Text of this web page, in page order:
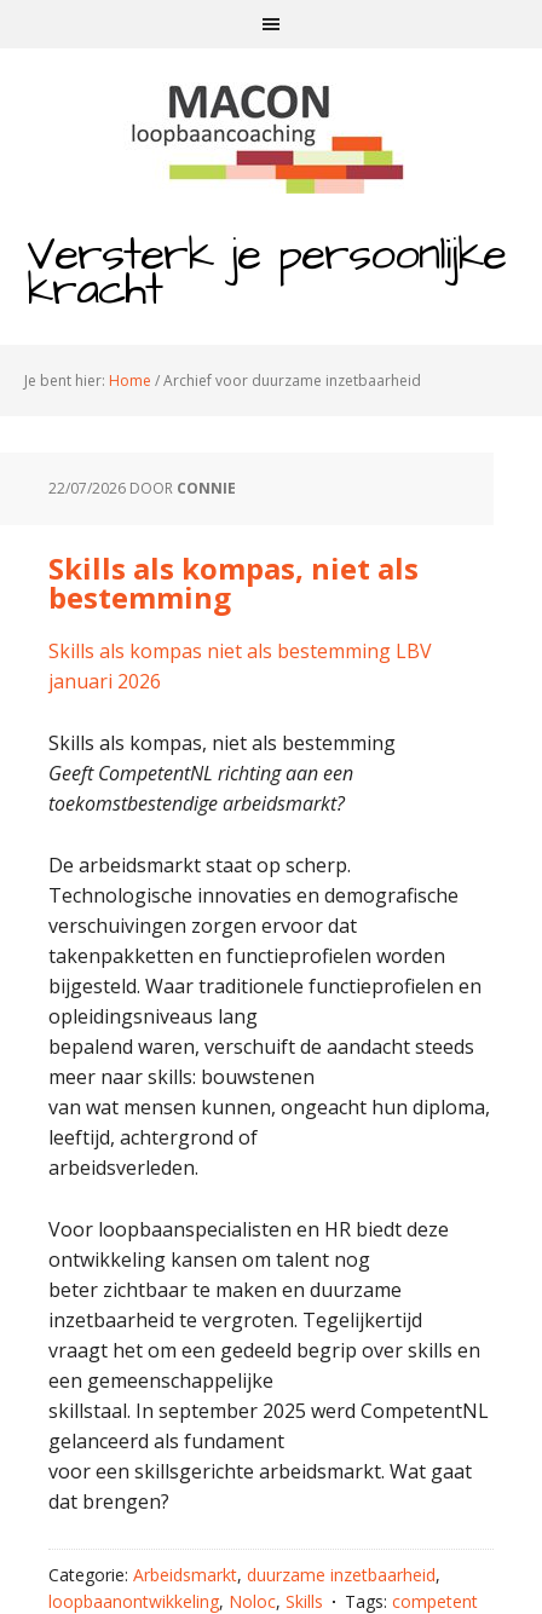
Versterk je persoonlijke
kracht
Je bent hier: Home /Archief voor duurzame inzetbaarheid
22/07/2026 DOOR CONNIE
Skills als kompas, niet als
bestemming
Skills als kompas niet als bestemming LBV
januari 2026
Skills als kompas, niet als bestemming
Geeft CompetentNL richting aan een
toekomstbestendige arbeidsmarkt?
De arbeidsmarkt staat op scherp.
Technologische innovaties en demografische
verschuivingen zorgen ervoor dat
takenpakketten en functieprofielen worden
bijgesteld. Waar traditionele functieprofielen en
opleidingsniveaus lang
bepalend waren, verschuift de aandacht steeds
meer naar skills: bouwstenen
van wat mensen kunnen, ongeacht hun diploma,
leeftijd, achtergrond of
arbeidsverleden.
Voor loopbaanspecialisten en HR biedt deze
ontwikkeling kansen om talent nog
beter zichtbaar te maken en duurzame
inzetbaarheid te vergroten. Tegelijkertijd
vraagt het om een gedeeld begrip over skills en
een gemeenschappelijke
skillstaal. In september 2025 werd CompetentNL
gelanceerd als fundament
voor een skillsgerichte arbeidsmarkt. Wat gaat
dat brengen?
Categorie: Arbeidsmarkt, duurzame inzetbaarheid,
loopbaanontwikkeling, Noloc, Skills Tags: competent